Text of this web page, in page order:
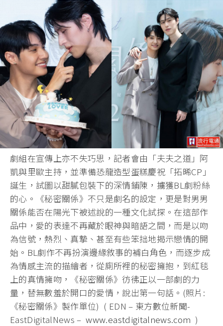
劇組在宣傳上亦不失巧思，記者會由「夫夫之道」阿
凱與里歐主持，並準備恐龍造型蛋糕慶祝「拓晞CP」
誕生，試圖以甜膩包裝下的深情鋪陳，擄獲BL劇粉絲
的心。《秘密關係》不只是劇名的設定，更是對男男
關係能否在陽光下被述說的一種文化試探。在這部作
品中，愛的表達不再藏於眼神與暗語之間，而是以吻
為信號，熱烈、真摯、甚至有些笨拙地揭示戀情的開
始。BL劇作不再扮演邊緣敘事的補白角色，而逐步成
為情感主流的描繪者，從廁所裡的秘密擁抱，到紅毯
上的真情擁吻，《秘密關係》彷彿正以一部劇的力
量，替無數羞於開口的愛情，說出第一句話。(照片:
《秘密關係》製作單位) ( EDN – 東方數位新聞-
EastDigitalNews –www.eastdigitalnews.com )